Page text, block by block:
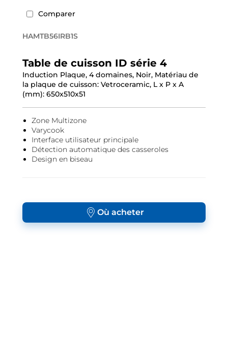
Comparer
HAMTB56IRB1S
Table de cuisson ID série 4
Induction Plaque, 4 domaines, Noir, Matériau de
la plaque de cuisson: Vetroceramic, L x P x A
(mm): 650x510x51
Zone Multizone
Varycook
Interface utilisateur principale
Détection automatique des casseroles
Design en biseau
Où acheter